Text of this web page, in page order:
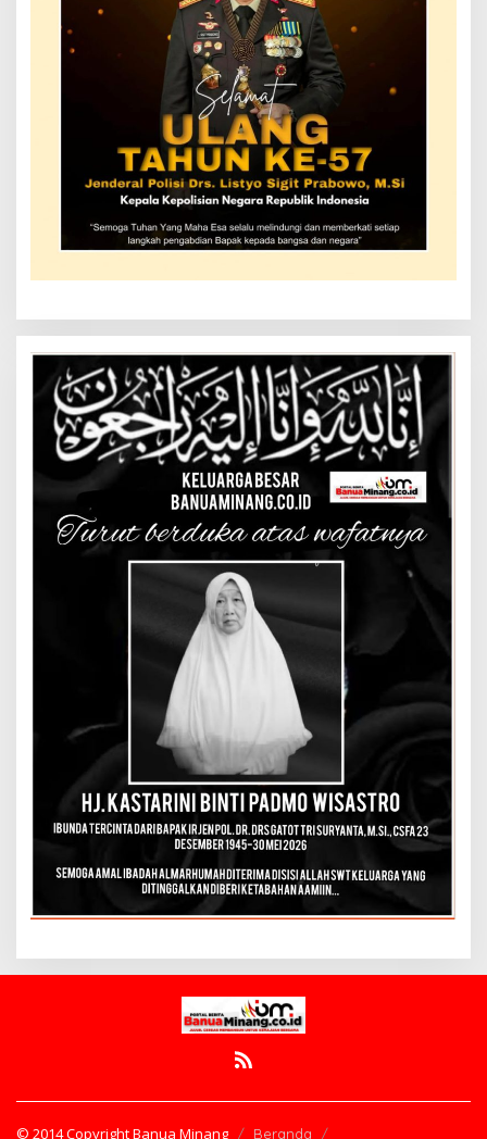
© 2014 Copyright Banua Minang Beranda